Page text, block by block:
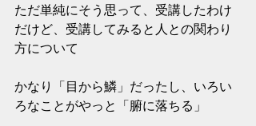
ただ単純にそう思って、受講したわけ
だけど、受講してみると人との関わり
方について
かなり「目から鱗」だったし、いろい
ろなことがやっと「腑に落ちる」